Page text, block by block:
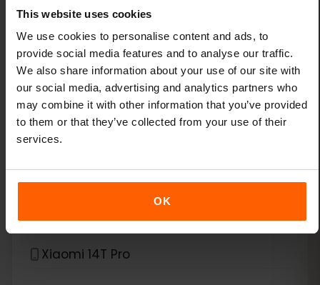
This website uses cookies
We use cookies to personalise content and ads, to
provide social media features and to analyse our traffic.
We also share information about your use of our site with
our social media, advertising and analytics partners who
may combine it with other information that you’ve provided
to them or that they’ve collected from your use of their
services.
OK
Xiaomi 13 Pro
Xiaomi 13T Pro
Xiaomi 14
Xiaomi 14 Pro
Xiaomi 14T Pro